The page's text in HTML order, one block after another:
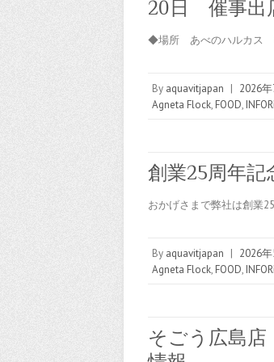
20日 催事出
◆場所 あべのハルカス
By aquavitjapan | 2026
Agneta Flock, FOOD,
創業25周年記
おかげさまで弊社は創業
By aquavitjapan | 2026
Agneta Flock, FOOD,
そごう広島